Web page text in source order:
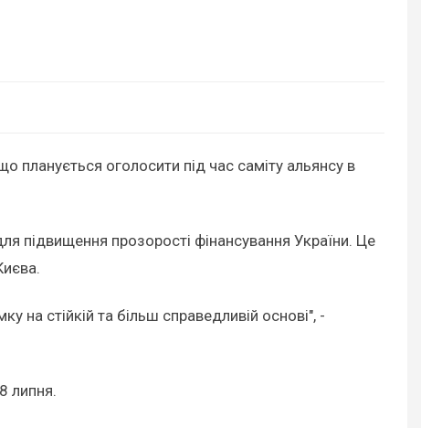
планується оголосити під час саміту альянсу в
підвищення прозорості фінансування України. Це
на стійкій та більш справедливій основі", -
липня.